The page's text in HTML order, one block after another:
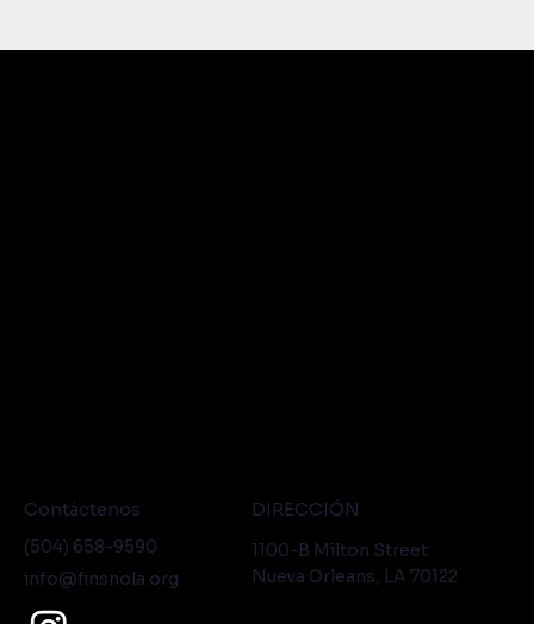
Contáctenos
(504) 658-9590
info@finsnola.org
DIRECCIÓN
1100-B Milton Street
Nueva Orleans, LA 70122